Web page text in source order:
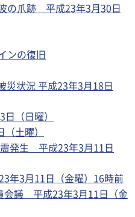
の爪跡 平成23年3月30日
ンの復旧
災状況 平成23年3月18日
（日曜）
土曜）
発生 平成23年3月11日
3月11日（金曜）16時前
議 平成23年3月11日（金